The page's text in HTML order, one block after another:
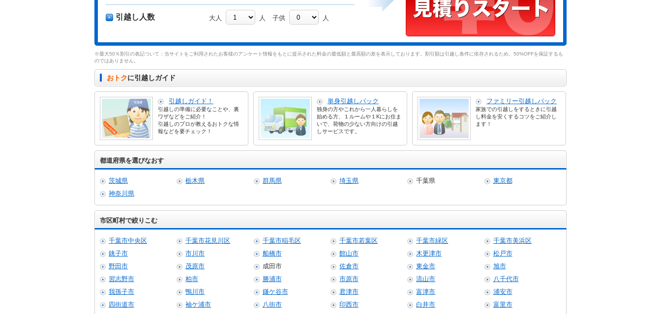
引越し人数 大人 人 子供 人
※最大50％割引の表記ついて：当サイトをご利用されたお客様のアンケート情報をもとに提示された料金の最低額と最高額の差を表示しております。割引額は引越し条件に依存されるため、50%OFFを保証するも
のではありません。
おトクに引越しガイド
引越しガイド！
引越しの準備に必要なことや、裏
ワザなどをご紹介！
引越しのプロが教えるおトクな情
報などを要チェック！
単身引越しパック
独身の方やこれから一人暮らしを
始める方、１ルームや１Kにお住ま
いで、荷物の少ない方向けの引越
しサービスです。
ファミリー引越しパック
家族での引越しをするときに引越
し料金を安くするコツをご紹介し
ます！
都道府県を選びなおす
茨城県 栃木県 群馬県 埼玉県 千葉県
東京都
神奈川県
市区町村で絞りこむ
千葉市中央区 千葉市花見川区 千葉市稲毛区 千葉市若葉区 千葉市緑区
千葉市美浜区
銚子市
市川市 船橋市 館山市 木更津市
松戸市
野田市
茂原市 成田市 佐倉市 東金市
旭市
習志野市
柏市 勝浦市 市原市 流山市
八千代市
我孫子市
鴨川市 鎌ケ谷市 君津市 富津市
浦安市
四街道市
袖ケ浦市 八街市 印西市 白井市
富里市